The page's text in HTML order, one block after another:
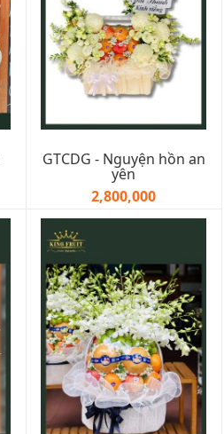
GTCDG - Nguyện hồn an
yên
2,800,000